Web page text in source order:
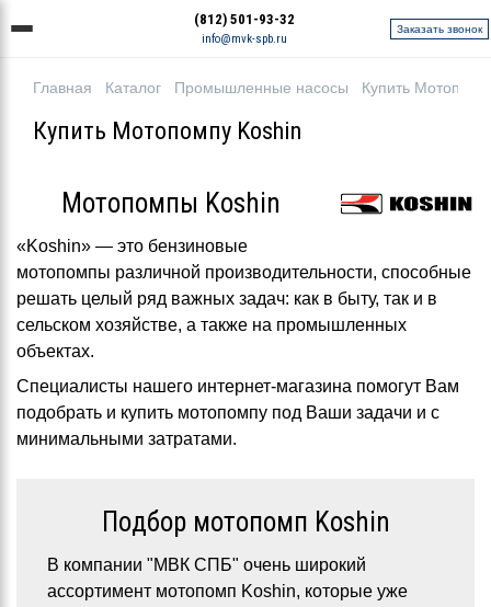
(812) 501-93-32
info@mvk-spb.ru
Заказать звонок
Главная Каталог Промышленные насосы Купить
Купить Мотопомпу Koshin
Мотопомпы Koshin
«Koshin» ― это бензиновые
мотопомпы различной производительности, способные
решать целый ряд важных задач: как в быту, так и в
сельском хозяйстве, а также на промышленных
объектах.
Специалисты нашего интернет-магазина помогут Вам
подобрать и купить мотопомпу под Ваши задачи и с
минимальными затратами.
Подбор мотопомп Koshin
В компании "МВК СПБ" очень широкий
ассортимент мотопомп Koshin, которые уже